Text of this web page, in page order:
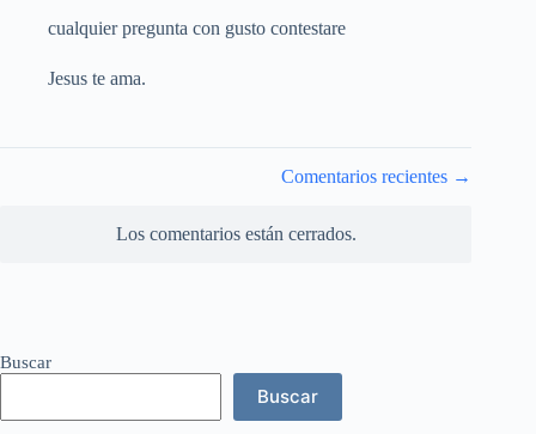
cualquier pregunta con gusto contestare
Jesus te ama.
Comentarios recientes →
Los comentarios están cerrados.
Buscar
Buscar